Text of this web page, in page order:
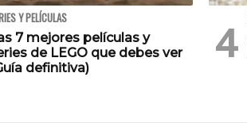
Y PELÍCULAS
7 mejores películas y
de LEGO que debes ver
definitiva)